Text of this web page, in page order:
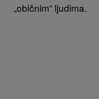
„običnim“ ljudima.